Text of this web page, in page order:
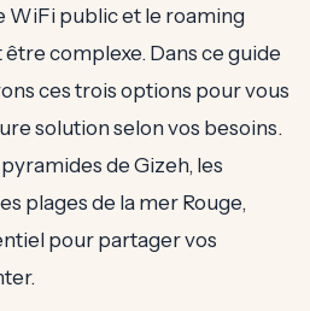
WiFi public et le roaming
complexe. Dans ce guide
ces trois options pour vous
solution selon vos besoins.
de Gizeh, les
plages de la mer Rouge,
pour partager vos